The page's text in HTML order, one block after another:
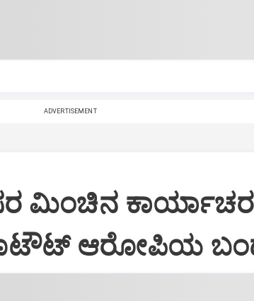
ADVERTISEMENT
ಮಿಂಚಿನ
ಆರೋಪಿಯ